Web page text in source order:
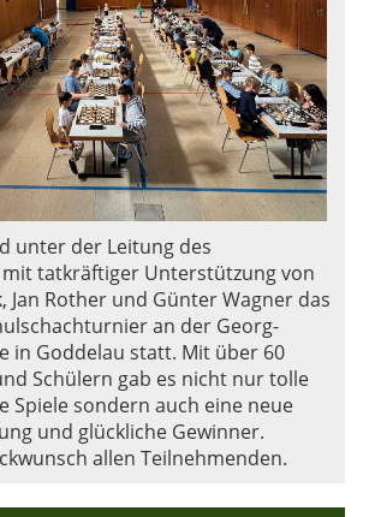
unter der Leitung des
mit tatkräftiger Unterstützung von
Jan Rother und Günter Wagner das
an der Georg-
in Goddelau statt. Mit über 60
Schülern gab es nicht nur tolle
Spiele sondern auch eine neue
und glückliche Gewinner.
allen Teilnehmenden.